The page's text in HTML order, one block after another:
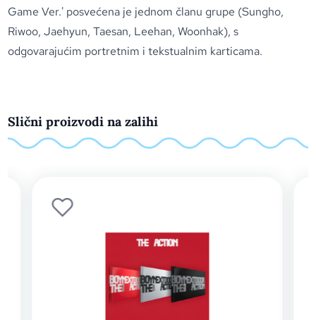
Game Ver.' posvećena je jednom članu grupe (Sungho,
Riwoo, Jaehyun, Taesan, Leehan, Woonhak), s
odgovarajućim portretnim i tekstualnim karticama.
Slični proizvodi na zalihi